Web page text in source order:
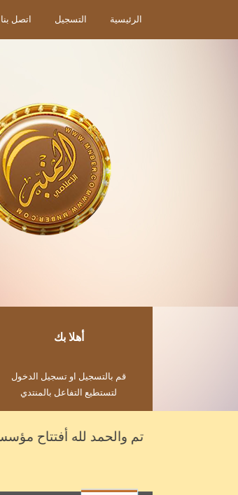
الرئيسية التسجيل اتصل بنا
أهلا بك
قم بالتسجيل او تسجيل الدخول
لتستطيع التفاعل بالمنتدي
تم والحمد لله أفتتاح مؤسسة عالم